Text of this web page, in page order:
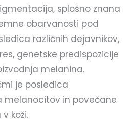
splošno znana
obarvanosti pod
različnih dejavnikov,
genetske predispozicije
melanina.
je posledica
melanocitov in povečane
koži.